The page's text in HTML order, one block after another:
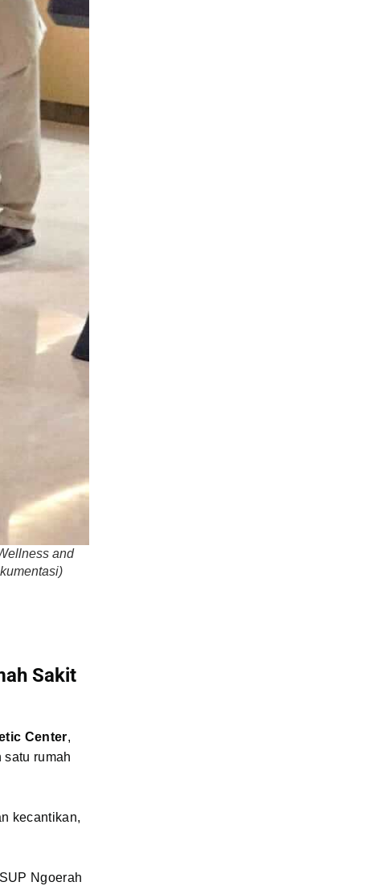
and
Sakit
Center,
rumah
kecantikan,
Ngoerah